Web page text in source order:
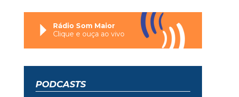
Rádio Som Maior
Clique e ouça ao vivo
PODCASTS